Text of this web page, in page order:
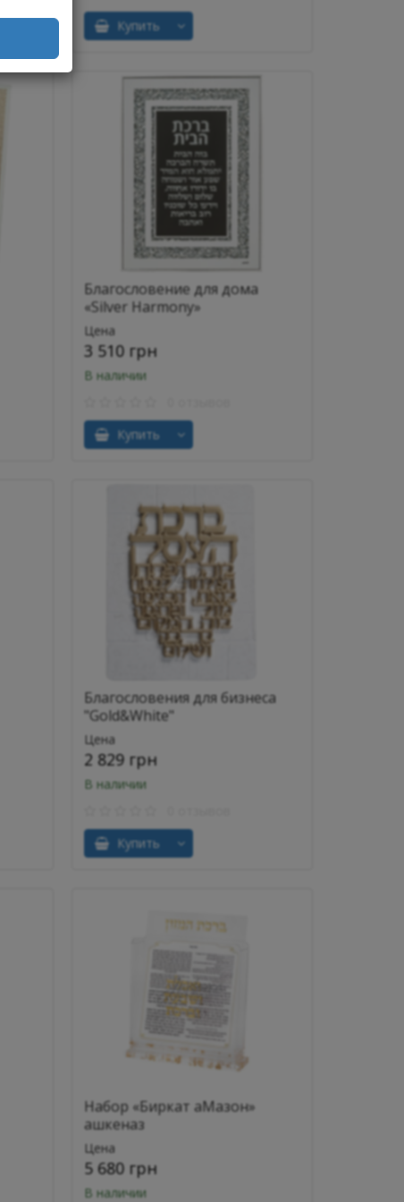
Купить
Благословение для дома
«Silver Harmony»
Цена
3 510 грн
В наличии
Купить
Благословения для бизнеса
"Gold&White"
Цена
2 829 грн
В наличии
Купить
Набор «Биркат аМазон»
ашкеназ
Цена
5 680 грн
В наличии